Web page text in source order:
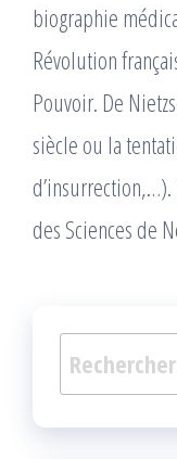
biographie
Révolution
Pouvoir. De
siècle ou la
des Sciences de
Rechercher :